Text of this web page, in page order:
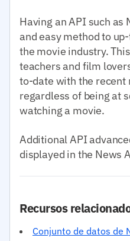
Having an API such as
and easy method to
the movie industry.
teachers and film
to-date with the recent
regardless of being at
watching a movie.
Additional API
displayed in the News
Recursos
Conjunto de datos de